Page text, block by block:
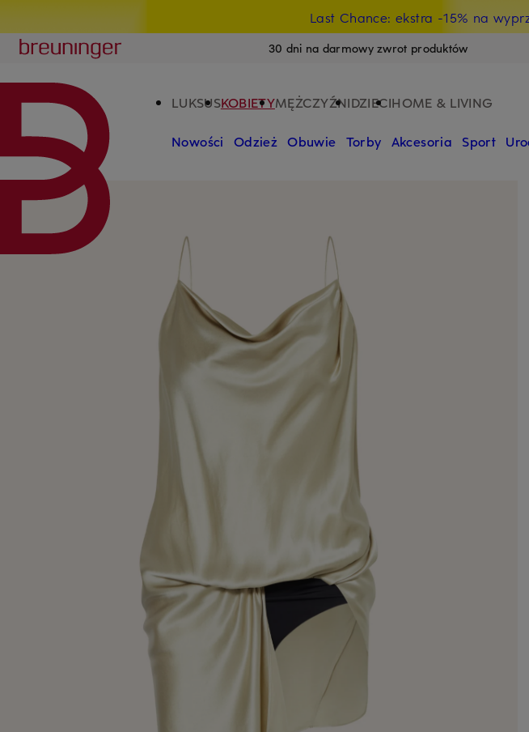
Last Chance: ekstra -15% na
Breuninger
30 dni na darmowy zwrot produktów
LUKSUSKOBIETYMĘŻCZYŹNIDZIECIHOME & LIVING
Nowości Odzież Obuwie Torby Akcesoria Sport